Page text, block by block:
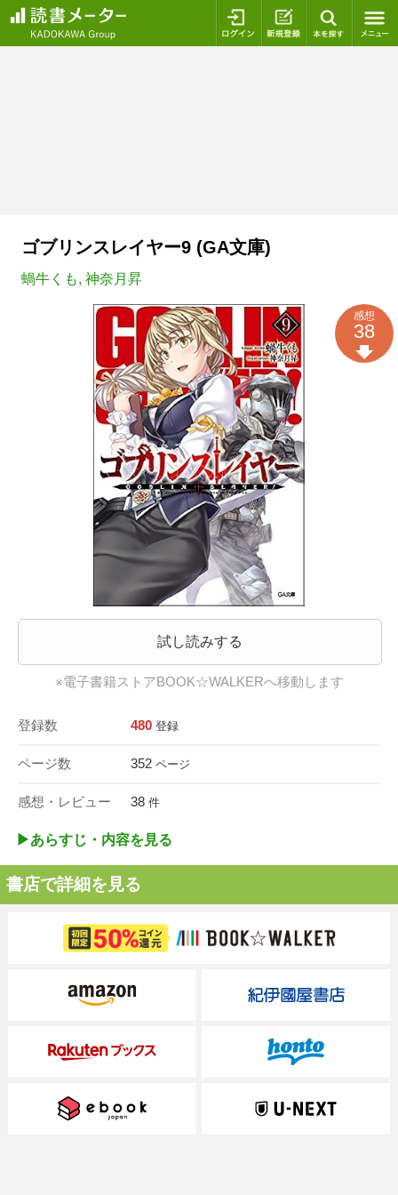
ログイン 新規登録
ゴブリンスレイヤー9 (GA文庫)
蝸牛くも, 神奈月昇
試し読みする
※電子書籍ストアBOOK☆WALKERへ移動します
登録数 480 登録
ページ数 352 ページ
感想・レビュー 38 件
感想
38
▶︎あらすじ・内容を見る
書店で詳細を見る